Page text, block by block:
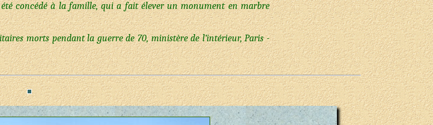
concédé à la famille, qui a fait élever un monument en marbre
morts pendant la guerre de 70, ministère de l’intérieur, Paris -